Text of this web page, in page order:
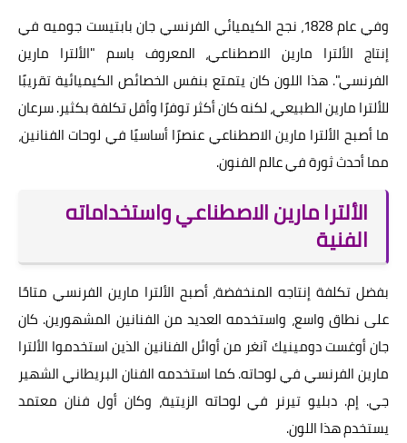
وفي عام 1828، نجح الكيميائي الفرنسي جان بابتيست جوميه في
إنتاج الألترا مارين الاصطناعي، المعروف باسم "الألترا مارين
الفرنسي". هذا اللون كان يتمتع بنفس الخصائص الكيميائية تقريبًا
للألترا مارين الطبيعي، لكنه كان أكثر توفرًا وأقل تكلفة بكثير. سرعان
ما أصبح الألترا مارين الاصطناعي عنصرًا أساسيًا في لوحات الفنانين،
مما أحدث ثورة في عالم الفنون.
الألترا مارين الاصطناعي واستخداماته
الفنية
بفضل تكلفة إنتاجه المنخفضة، أصبح الألترا مارين الفرنسي متاحًا
على نطاق واسع، واستخدمه العديد من الفنانين المشهورين. كان
جان أوغست دومينيك آنغر من أوائل الفنانين الذين استخدموا الألترا
مارين الفرنسي في لوحاته. كما استخدمه الفنان البريطاني الشهير
جي. إم. دبليو تيرنر في لوحاته الزيتية، وكان أول فنان معتمد
يستخدم هذا اللون.